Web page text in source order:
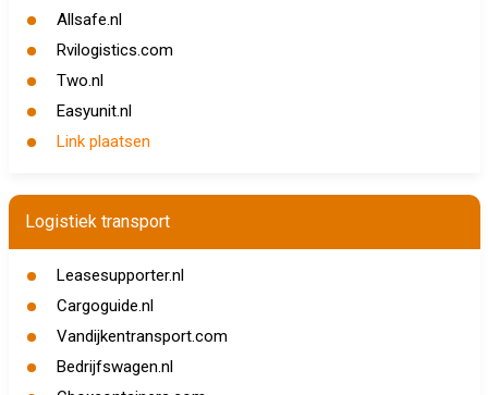
Allsafe.nl
Rvilogistics.com
Two.nl
Easyunit.nl
Link plaatsen
Logistiek transport
Leasesupporter.nl
Cargoguide.nl
Vandijkentransport.com
Bedrijfswagen.nl